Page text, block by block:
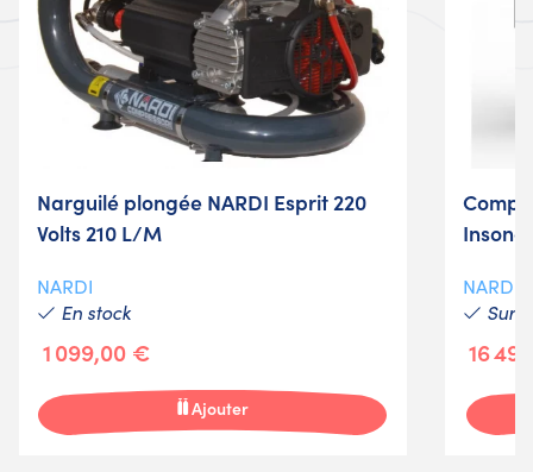
Narguilé plongée NARDI Esprit 220
Volts 210 L/M
NARDI
En stock
1 099,00 €
Ajouter
NARDI
Sur
16